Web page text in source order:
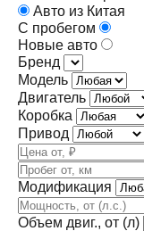
Авто из Китая
С пробегом
Новые авто
Бренд
Модель
Двигатель
Коробка
Привод
Модификация
Объем двиг., от (л)